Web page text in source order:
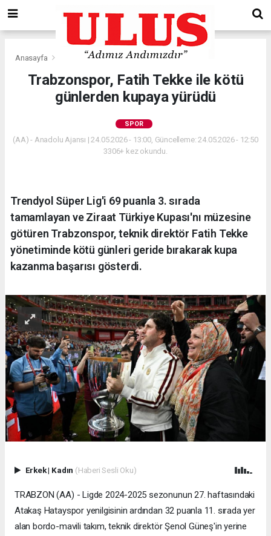
Anasayfa
Trabzonspor, Fatih Tekke ile kötü
günlerden kupaya yürüdü
SPOR
(AA) - Anadolu Ajansı | 24.05.2026 - 13:00, Güncelleme: 24.05.2026 - 12:50
3306+ kez okundu.
Trendyol Süper Lig'i 69 puanla 3. sırada
tamamlayan ve Ziraat Türkiye Kupası'nı müzesine
götüren Trabzonspor, teknik direktör Fatih Tekke
yönetiminde kötü günleri geride bırakarak kupa
kazanma başarısı gösterdi.
Erkek| Kadın (Haberi Sesli Oku)
TRABZON (AA) - Ligde 2024-2025 sezonunun 27. haftasındaki
Atakaş Hatayspor yenilgisinin ardından 32 puanla 11. sırada yer
alan bordo-mavili takım, teknik direktör Şenol Güneş'in yerine